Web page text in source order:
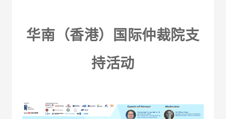
华南（香港）国际仲裁院支
持活动